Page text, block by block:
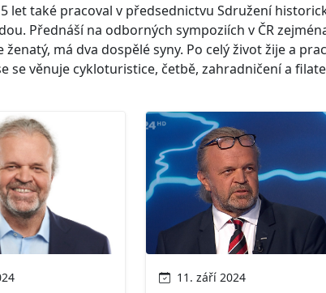
let také pracoval v předsednictvu Sdružení
Přednáší na odborných sympoziích v ČR
ženatý, má dva dospělé syny. Po celý život žije a
se věnuje cykloturistice, četbě, zahradničení a
11. září 2024